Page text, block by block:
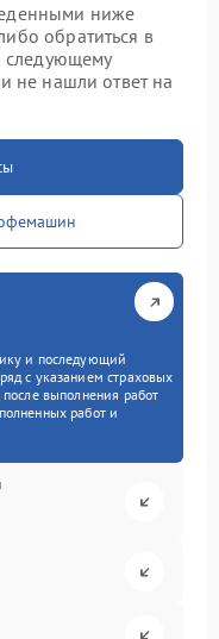
ниже
обратиться в
следующему
не нашли ответ на
и последующий
с указанием страховых
выполнения работ
работ и